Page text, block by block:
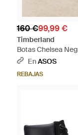
160 €99,99 €
Timberland
Botas Chelsea
Gruesa De Cuero
EnASOS
REBAJAS